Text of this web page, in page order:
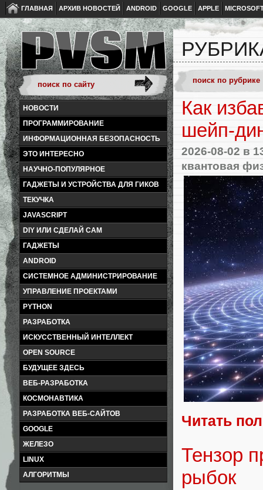
ГЛАВНАЯ АРХИВ НОВОСТЕЙ ANDROID GOOGLE APPLE
НОВОСТИ
ПРОГРАММИРОВАНИЕ
ИНФОРМАЦИОННАЯ БЕЗОПАСНОСТЬ
ЭТО ИНТЕРЕСНО
НАУЧНО-ПОПУЛЯРНОЕ
ГАДЖЕТЫ И УСТРОЙСТВА ДЛЯ ГИКОВ
ТЕКУЧКА
JAVASCRIPT
DIY ИЛИ СДЕЛАЙ САМ
ГАДЖЕТЫ
ANDROID
СИСТЕМНОЕ АДМИНИСТРИРОВАНИЕ
УПРАВЛЕНИЕ ПРОЕКТАМИ
PYTHON
РАЗРАБОТКА
ИСКУССТВЕННЫЙ ИНТЕЛЛЕКТ
OPEN SOURCE
БУДУЩЕЕ ЗДЕСЬ
ВЕБ-РАЗРАБОТКА
КОСМОНАВТИКА
РАЗРАБОТКА ВЕБ-САЙТОВ
GOOGLE
ЖЕЛЕЗО
LINUX
АЛГОРИТМЫ
Как
шейп-
2026-08-02 в
квантовая
Читать
Тензор
рыбок